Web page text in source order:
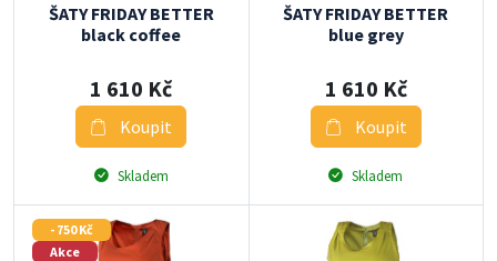
ŠATY FRIDAY BETTER
black coffee
1 610 Kč
Koupit
Skladem
ŠATY FRIDAY BETTER
blue grey
1 610 Kč
Koupit
Skladem
- 750 Kč
Akce